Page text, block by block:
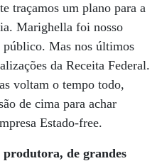
traçamos um plano para a
Marighella foi nosso
Mas nos últimos
da Receita Federal.
voltam o tempo todo,
de cima para achar
Estado-free.
de grandes